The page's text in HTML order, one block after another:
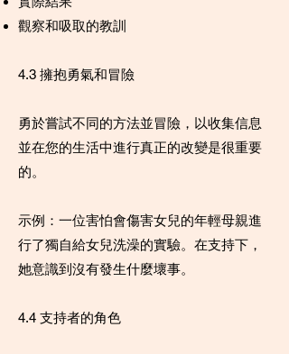
觀察和吸取的教訓
4.3 擁抱勇氣和冒險
勇於嘗試不同的方法並冒險，以收集信息
並在您的生活中進行真正的改變是很重要
的。
示例：一位害怕會傷害女兒的年輕母親進
行了獨自給女兒洗澡的實驗。在支持下，
她意識到沒有發生什麼壞事。
4.4 支持者的角色